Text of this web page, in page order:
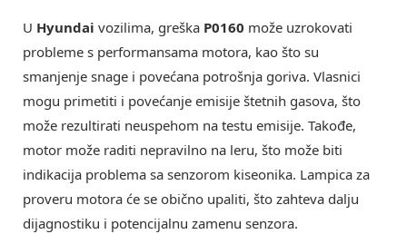
U Hyundai vozilima, greška P0160 može uzrokovati
probleme s performansama motora, kao što su
smanjenje snage i povećana potrošnja goriva. Vlasnici
mogu primetiti i povećanje emisije štetnih gasova, što
može rezultirati neuspehom na testu emisije. Takođe,
motor može raditi nepravilno na leru, što može biti
indikacija problema sa senzorom kiseonika. Lampica za
proveru motora će se obično upaliti, što zahteva dalju
dijagnostiku i potencijalnu zamenu senzora.